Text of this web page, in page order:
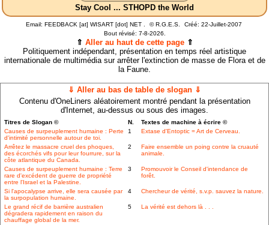
Stay Cool ... STHOPD the World
Email: FEEDBACK [at] WISART [dot] NET . ©R.G.E.S.
Créé: 22-Juillet-2007
Bout révisé: 7-8-2026.
⇑ Aller au haut de cette page⇑
Politiquement indépendant, présentation en temps réel artistique
internationale de multimédia sur arrêter l'extinction de masse de Flora et de
la Faune.
⇓ Aller au bas de table de slogan ⇓
Contenu d'OneLiners aléatoirement montré pendant la présentation
d'Internet, au-dessus ou sous des images.
Titres de Slogan © N.
Textes de machine à écrire ©
Causes de surpeuplement humaine : Perte
d'intimité personnelle autour de toi.
1 Extase d'Entoptic = Art de Cerveau.
Arrêtez le massacre cruel des phoques,
des écorchés vifs pour leur fourrure, sur la
côte atlantique du Canada.
2
Faire ensemble un poing contre la cruauté
animale.
Causes de surpeuplement humaine : Terre
rare d'excédent de guerre de propriété
entre l'Israel et la Palestine.
3
Promouvoir le Conseil d'intendance de
forêt.
Si l'apocalypse arrive, elle sera causée par
la surpopulation humaine.
4 Chercheur de vérité, s.v.p. sauvez la nature.
Le grand récif de barrière australien
dégradera rapidement en raison du
chauffage global de la mer.
5 La vérité est dehors là . . .